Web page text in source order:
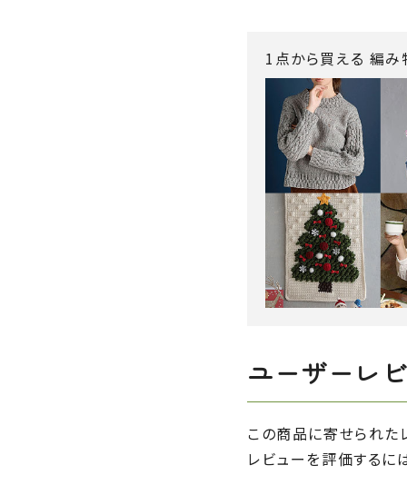
1点から買える 編み
ユーザーレ
この商品に寄せられた
レビューを評価するに